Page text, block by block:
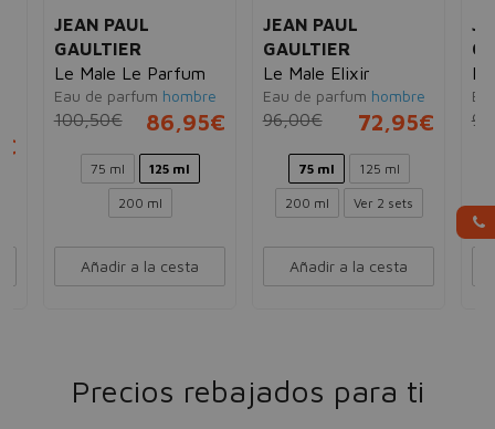
JEAN PAUL
GAULTIER
Le Male Le Parfum
Eau de parfum hombre
100,50€ 86,95€
75 ml 125 ml
200 ml
Añadir a la cesta
JEAN PAUL
GAULTIER
Le Male Elixir
Eau de parfum hombre
96,00€ 72,95€
75 ml 125 ml
200 ml Ver 2 sets
Añadir a la cesta
Precios rebajados para ti